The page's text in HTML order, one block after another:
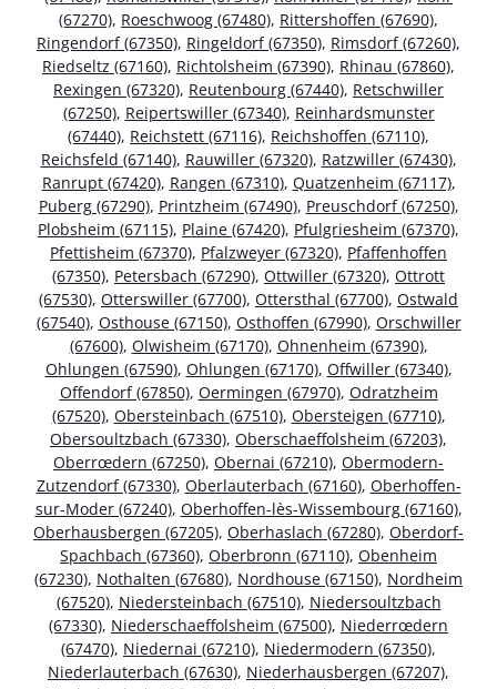
(67270), Roeschwoog (67480), Rittershoffen (67690),
Ringendorf (67350), Ringeldorf (67350), Rimsdorf (67260),
Riedseltz (67160), Richtolsheim (67390), Rhinau (67860),
Rexingen (67320), Reutenbourg (67440), Retschwiller
(67250), Reipertswiller (67340), Reinhardsmunster
(67440), Reichstett (67116), Reichshoffen (67110),
Reichsfeld (67140), Rauwiller (67320), Ratzwiller (67430),
Ranrupt (67420), Rangen (67310), Quatzenheim (67117),
Puberg (67290), Printzheim (67490), Preuschdorf (67250),
Plobsheim (67115), Plaine (67420), Pfulgriesheim (67370),
Pfettisheim (67370), Pfalzweyer (67320), Pfaffenhoffen
(67350), Petersbach (67290), Ottwiller (67320), Ottrott
(67530), Otterswiller (67700), Ottersthal (67700), Ostwald
(67540), Osthouse (67150), Osthoffen (67990), Orschwiller
(67600), Olwisheim (67170), Ohnenheim (67390),
Ohlungen (67590), Ohlungen (67170), Offwiller (67340),
Offendorf (67850), Oermingen (67970), Odratzheim
(67520), Obersteinbach (67510), Obersteigen (67710),
Obersoultzbach (67330), Oberschaeffolsheim (67203),
Oberrœdern (67250), Obernai (67210), Obermodern-
Zutzendorf (67330), Oberlauterbach (67160), Oberhoffen-
sur-Moder (67240), Oberhoffen-lès-Wissembourg (67160),
Oberhausbergen (67205), Oberhaslach (67280), Oberdorf-
Spachbach (67360), Oberbronn (67110), Obenheim
(67230), Nothalten (67680), Nordhouse (67150), Nordheim
(67520), Niedersteinbach (67510), Niedersoultzbach
(67330), Niederschaeffolsheim (67500), Niederrœdern
(67470), Niedernai (67210), Niedermodern (67350),
Niederlauterbach (67630), Niederhausbergen (67207),